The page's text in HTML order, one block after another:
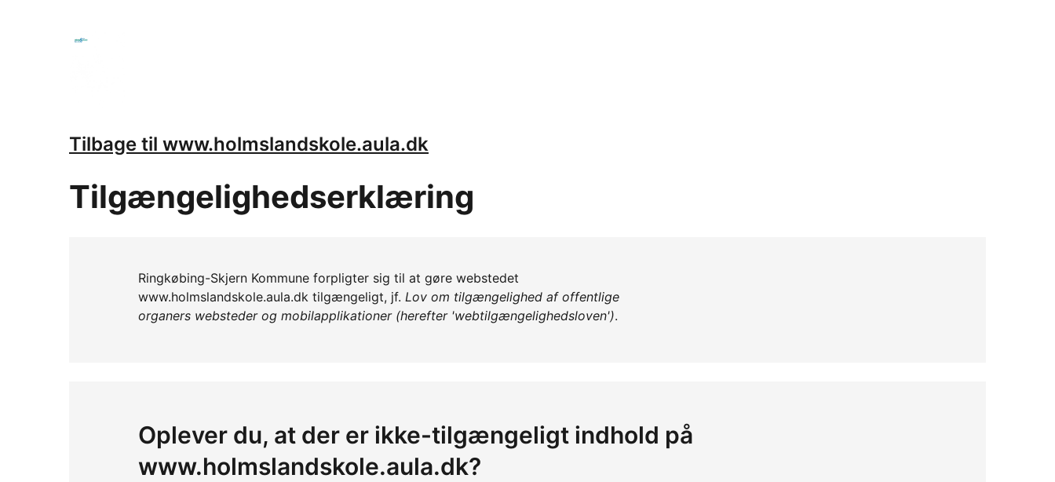
Tilbage til www.holmslandskole.aula.dk
Tilgængelighedserklæring
Ringkøbing-Skjern Kommune forpligter sig til at gøre webstedet
www.holmslandskole.aula.dk tilgængeligt, jf. Lov om tilgængelighed af offentlige
organers websteder og mobilapplikationer (herefter 'webtilgængelighedsloven').
Oplever du, at der er ikke-tilgængeligt indhold på
www.holmslandskole.aula.dk?